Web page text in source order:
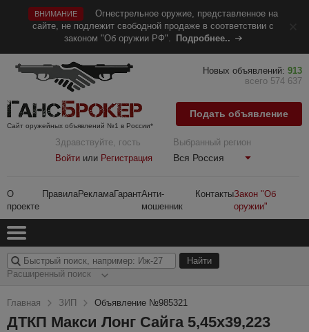
ВНИМАНИЕ
Огнестрельное оружие, представленное на
сайте, не подлежит свободной продаже в соответствии с
законом "Об оружии РФ".
Подробнее..
Сайт оружейных объявлений №1 в России*
Здравствуйте, гость
Войти или Регистрация
Выбранный регион
Вся Россия
О
проекте
ПравилаРекламаГарантАнти-
мошенник
КонтактыЗакон "Об
оружии"
Новых объявлений: 913
всего 574 637
Подать объявление
Расширенный поиск
Главная ЗИП Объявление №985321
ДТКП Макси Лонг Сайга 5,45х39,223